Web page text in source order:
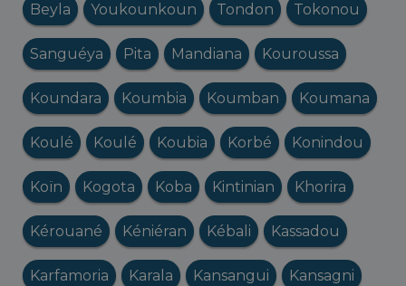
Beyla Youkounkoun Tondon Tokonou
Sanguéya Pita Mandiana Kouroussa
Koundara Koumbia Koumban Koumana
Koulé Koulé Koubia Korbé Konindou
Koïn Kogota Koba Kintinian Khorira
Kérouané Kéniéran Kébali Kassadou
Karfamoria Karala Kansangui Kansagni